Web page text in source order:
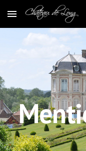
Skip to main content